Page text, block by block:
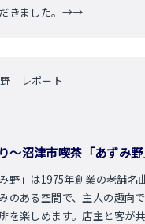
きました。→→
～沼津市喫茶「あずみ野
野」は1975年創業の老舗名
のある空間で、主人の趣向
を楽しめます。店主と客が